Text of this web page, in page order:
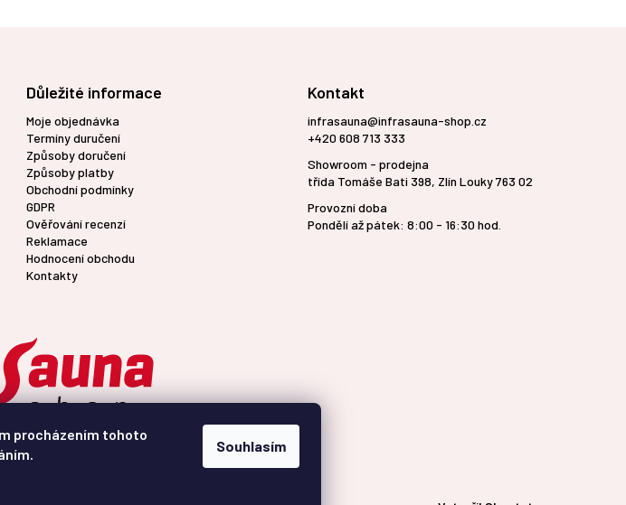
procházením tohoto
Souhlasím
Důležité informace
Moje objednávka
Termíny duručení
Způsoby doručení
Způsoby platby
Obchodní podmínky
GDPR
Ověřování recenzí
Reklamace
Hodnocení obchodu
Kontakty
Kontakt
infrasauna@infrasauna-shop.cz
+420 608 713 333
Showroom - prodejna
třída Tomáše Bati 398, Zlín Louky 763 02
Provozní doba
Pondělí až pátek: 8:00 - 16:30 hod.